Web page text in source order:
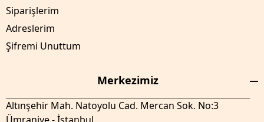
Siparişlerim
Adreslerim
Şifremi Unuttum
Merkezimiz
Altınşehir Mah. Natoyolu Cad. Mercan Sok. No:3